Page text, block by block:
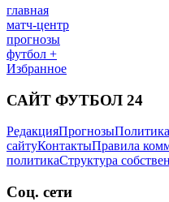
главная
матч-центр
прогнозы
футбол +
Избранное
САЙТ ФУТБОЛ 24
РедакцияПрогнозы
сайтуКонтактыПравила
политикаСтруктура
Соц. сети